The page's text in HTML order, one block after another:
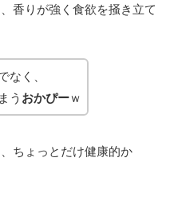
香りが強く食欲を掻き立て
なく、
う おかぴーｗ
ちょっとだけ健康的か